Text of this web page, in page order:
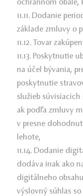
ochrannom obale,
11.11. Dodanie
základe zmluvy o
11.12. Tovar
11.13. Poskytnutie
na účel bývania,
poskytnutie
služieb
ak podľa zmluvy
v presne
lehote,
11.14. Dodanie
dodáva inak ako
digitálneho
výslovný súhlas